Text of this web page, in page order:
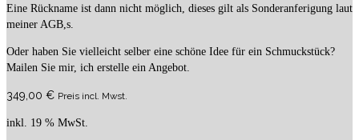
Eine Rückname ist dann nicht möglich, dieses gilt als Sonderanferigung laut
meiner AGB,s.
Oder haben Sie vielleicht selber eine schöne Idee für ein Schmuckstück?
Mailen Sie mir, ich erstelle ein Angebot.
349,00 € Preis incl. Mwst.
inkl. 19 % MwSt.